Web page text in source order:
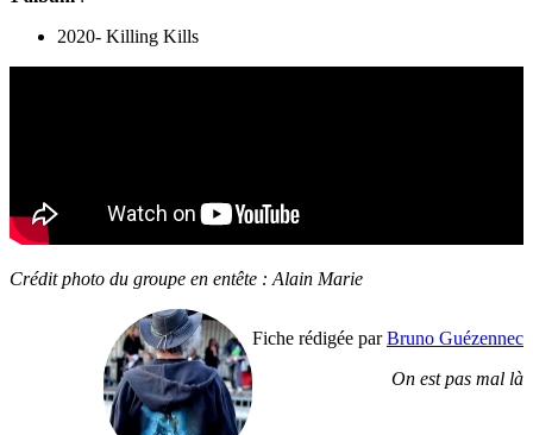
2020- Killing Kills
Crédit photo du groupe en entête : Alain Marie
Fiche rédigée parBruno Guézennec
On est pas mal là